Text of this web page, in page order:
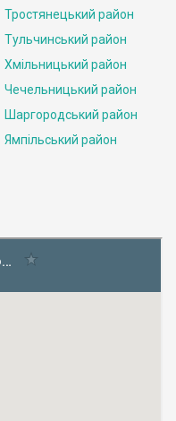
Тростянецький район
Тульчинський район
Хмільницький район
Чечельницький район
Шаргородський район
Ямпільський район